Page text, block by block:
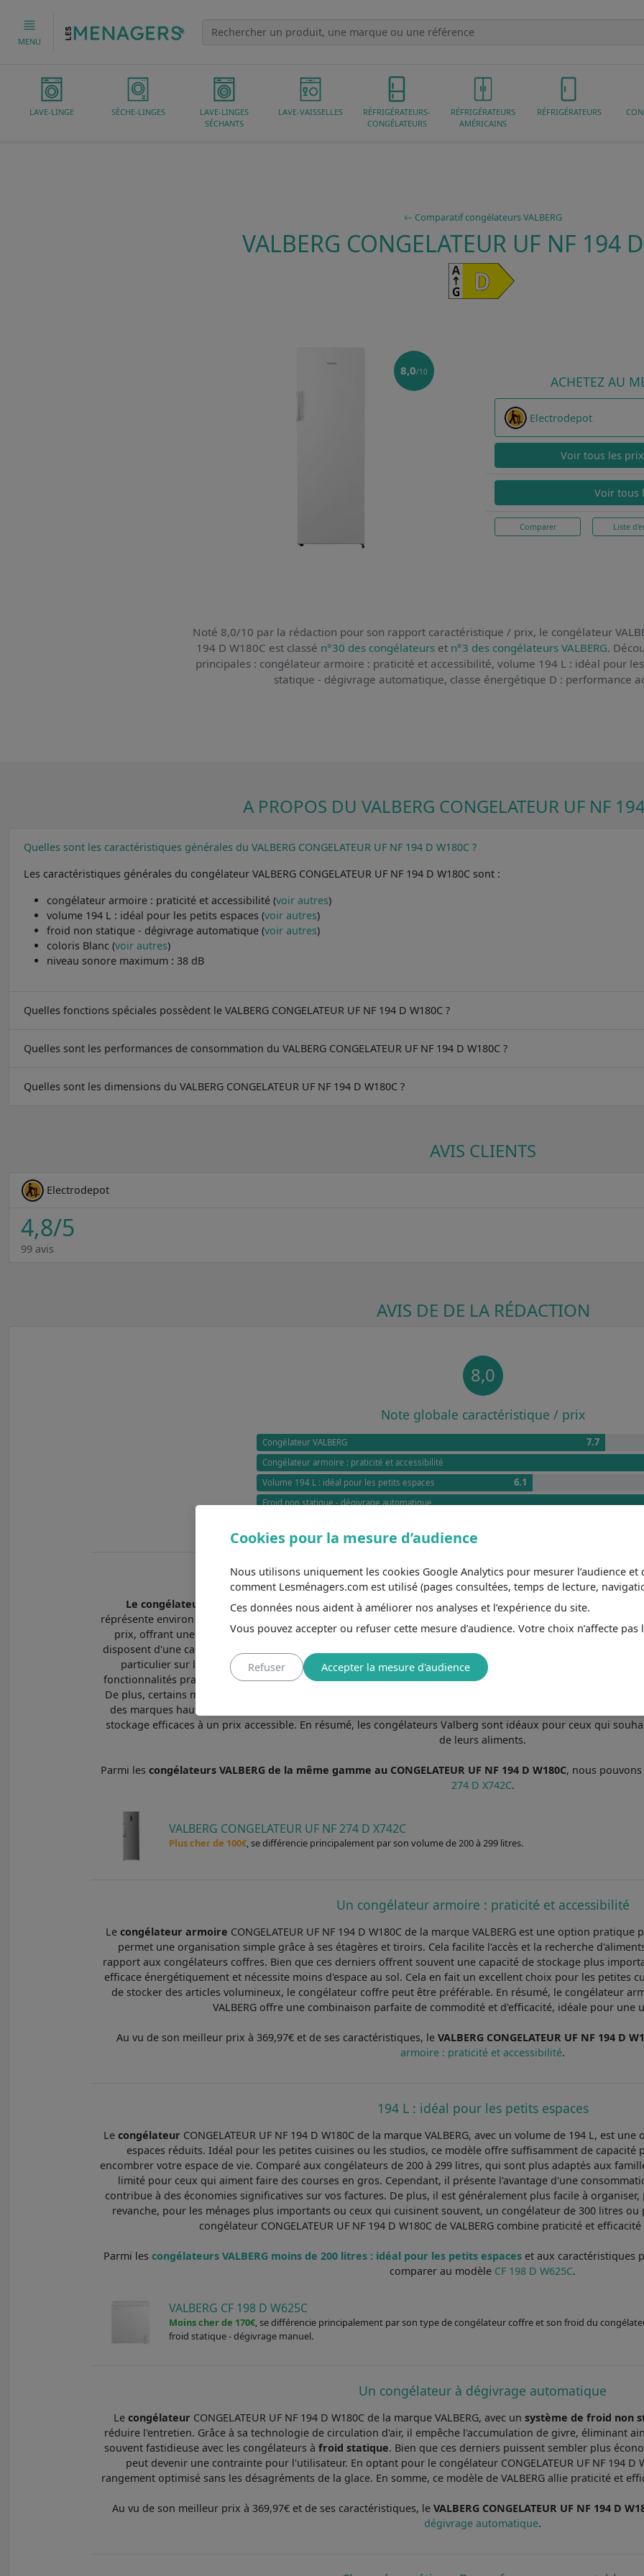
MENU
LAVE-LINGE SÈCHE-LINGES
LAVE-LINGES
SÉCHANTS
LAVE-VAISSELLES
RÉFRIGÉRATEURS-
CONGÉLATEURS
RÉFRIGÉRATEURS
AMÉRICAINS
RÉFRIGÉRATEURS
Comparatif congélateurs VALBERG
VALBERG CONGELATEUR UF NF 194
8,0/10
ACHETEZ AU
Electrodepot
Voir tous les
Voir tous
Comparer Liste
Noté 8,0/10 par la rédaction pour son rapport caractéristique / prix, le congélateur
194 D W180C est classé n°30 des congélateurs et n°3 des congélateurs VALBERG.
principales : congélateur armoire : praticité et accessibilité, volume 194 L : idéal pour
statique - dégivrage automatique, classe énergétique D : performance
A PROPOS DU VALBERG CONGELATEUR UF NF
Quelles sont les caractéristiques générales du VALBERG CONGELATEUR UF NF 194 D W180C ?
Les caractéristiques générales du congélateur VALBERG CONGELATEUR UF NF 194 D W180C sont :
congélateur armoire : praticité et accessibilité (voir autres)
volume 194 L : idéal pour les petits espaces (voir autres)
froid non statique - dégivrage automatique (voir autres)
coloris Blanc (voir autres)
niveau sonore maximum : 38 dB
Quelles fonctions spéciales possèdent le VALBERG CONGELATEUR UF NF 194 D W180C ?
Quelles sont les performances de consommation du VALBERG CONGELATEUR UF NF 194 D W180C ?
Quelles sont les dimensions du VALBERG CONGELATEUR UF NF 194 D W180C ?
AVIS CLIENTS
Electrodepot
4,8/5
99 avis
AVIS DE DE LA RÉDACTION
8,0
Note globale caractéristique / prix
Congélateur VALBERG 7.7
Congélateur armoire : praticité et accessibilité
Volume 194 L : idéal pour les petits espaces 6.1
Froid non statique - dégivrage automatique
Un congélateur VALBERG
Le congélateur CONGELATEUR UF NF 194 D W180Cest un modèle proposé par le constructeur
réprésente environ 8% des congélateurs que nous référençons. Les congélateurs Valberg se distinguent par
prix, offrant une solution pratique pour le stockage des aliments à long terme. Conçus pour répondre aux
disposent d'une capacité suffisante pour conserver une grande variété de produits, tout en garantissant une
particulier sur l’efficacité énergétique, avec des modèles souvent classés parmi les plus économes, ce qui
fonctionnalités pratiques, telles que le contrôle numérique de la température et les systèmes de dégivrage
De plus, certains modèles proposent des tiroirs modulables pour une organisation personnalisée. Bien que
des marques haut de gamme, la durabilité et la fiabilité des congélateurs Valberg en font un choix
stockage efficaces à un prix accessible. En résumé, les congélateurs Valberg sont idéaux pour ceux qui
de leurs aliments.
Parmi les congélateurs VALBERG de la même gamme au CONGELATEUR UF NF 194 D W180C, nous
274 D X742C.
VALBERG CONGELATEUR UF NF 274 D X742C
Plus cher de 100€, se différencie principalement par son volume de 200 à 299 litres.
Un congélateur armoire : praticité et accessibilité
Lecongélateur armoire CONGELATEUR UF NF 194 D W180C de la marque VALBERG est une option
permet une organisation simple grâce à ses étagères et tiroirs. Cela facilite l'accès et la recherche
rapport aux congélateurs coffres. Bien que ces derniers offrent souvent une capacité de stockage plus
efficace énergétiquement et nécessite moins d'espace au sol. Cela en fait un excellent choix pour les petites
de stocker des articles volumineux, le congélateur coffre peut être préférable. En résumé, le congélateur
VALBERG offre une combinaison parfaite de commodité et d'efficacité, idéale pour
Au vu de son meilleur prix à 369,97€ et de ses caractéristiques, le VALBERG CONGELATEUR UF NF 194 D
armoire : praticité et accessibilité.
194 L : idéal pour les petits espaces
Lecongélateur CONGELATEUR UF NF 194 D W180C de la marque VALBERG, avec un volume de 194 L, est
espaces réduits. Idéal pour les petites cuisines ou les studios, ce modèle offre suffisamment de capacité
encombrer votre espace de vie. Comparé aux congélateurs de 200 à 299 litres, qui sont plus adaptés aux
limité pour ceux qui aiment faire des courses en gros. Cependant, il présente l'avantage d'une
contribue à des économies significatives sur vos factures. De plus, il est généralement plus facile à
revanche, pour les ménages plus importants ou ceux qui cuisinent souvent, un congélateur de 300 litres
congélateur CONGELATEUR UF NF 194 D W180C de VALBERG combine praticité et
Parmi lescongélateurs VALBERG moins de 200 litres : idéal pour les petits espaces et aux caractéristiques
comparer au modèle CF 198 D W625C.
VALBERG CF 198 D W625C
Moins cher de 170€, se différencie principalement par son type de congélateur coffre et son froid du
froid statique - dégivrage manuel.
Un congélateur à dégivrage automatique
Le congélateur CONGELATEUR UF NF 194 D W180C de la marque VALBERG, avec un système de froid non
réduire l'entretien. Grâce à sa technologie de circulation d'air, il empêche l'accumulation de givre, éliminant
souvent fastidieuse avec les congélateurs à froid statique. Bien que ces derniers puissent sembler plus
peut devenir une contrainte pour l'utilisateur. En optant pour le congélateur CONGELATEUR UF NF 194 D
rangement optimisé sans les désagréments de la glace. En somme, ce modèle de VALBERG allie praticité et
Au vu de son meilleur prix à 369,97€ et de ses caractéristiques, le VALBERG CONGELATEUR UF NF 194 D
dégivrage automatique.
Cookies pour la mesure d’audience
Nous utilisons uniquement les cookies Google Analytics pour mesurer l’audience et
comment Lesménagers.com est utilisé (pages consultées, temps de lecture,
Ces données nous aident à améliorer nos analyses et l’expérience du site.
Vous pouvez accepter ou refuser cette mesure d’audience. Votre choix n’affecte pas
Refuser Accepter la mesure d'audience